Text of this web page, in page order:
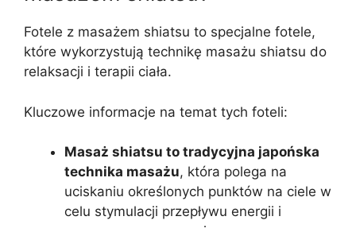
Fotele z masażem shiatsu to specjalne fotele,
które wykorzystują technikę masażu shiatsu do
relaksacji i terapii ciała.
Kluczowe informacje na temat tych foteli:
Masaż shiatsu to tradycyjna japońska
technika masażu, która polega na
uciskaniu określonych punktów na ciele w
celu stymulacji przepływu energii i